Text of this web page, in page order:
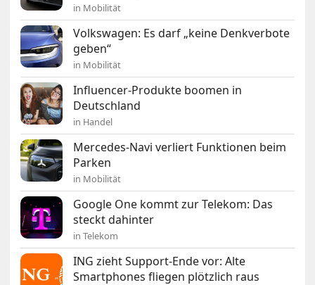
in Mobilität
Volkswagen: Es darf „keine Denkverbote
geben“
in Mobilität
Influencer-Produkte boomen in
Deutschland
in Handel
Mercedes-Navi verliert Funktionen beim
Parken
in Mobilität
Google One kommt zur Telekom: Das
steckt dahinter
in Telekom
ING zieht Support-Ende vor: Alte
Smartphones fliegen plötzlich raus